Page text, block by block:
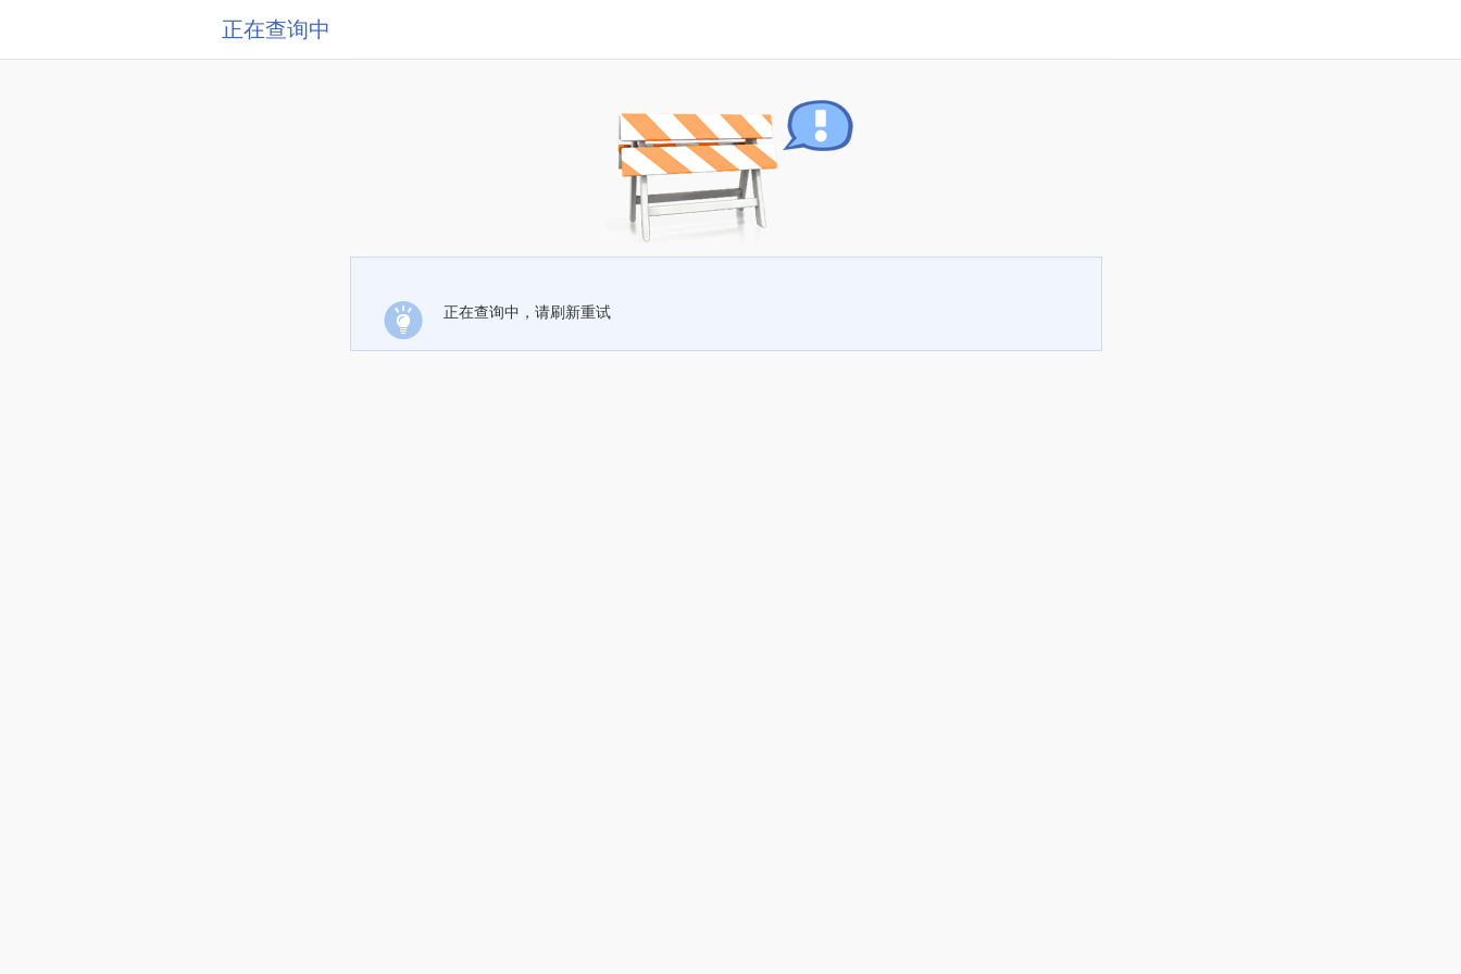
正在查询中
正在查询中，请刷新重试